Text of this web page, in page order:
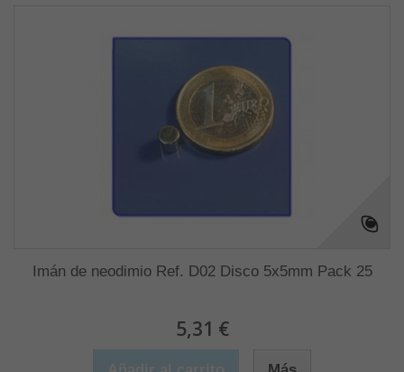
Imán de neodimio Ref. D02 Disco 5x5mm Pack 25
5,31 €